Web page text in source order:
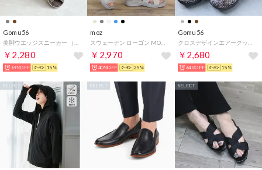
Gomu56
￥2,280
69%OFF 15%
moz
￥2,970
40%OFF 25%
Gomu56
￥2,680
64%OFF 15%
SELECT SELECT SELECT